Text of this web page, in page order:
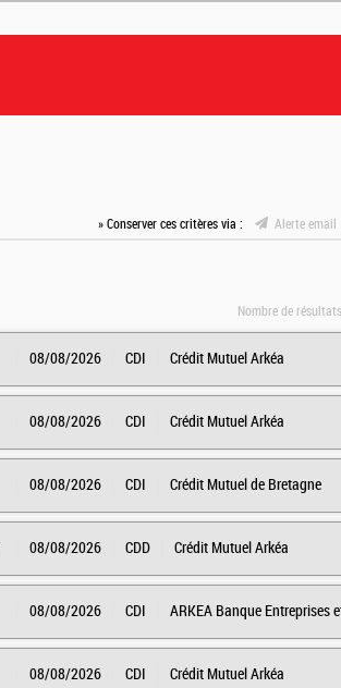
» Conserver ces critères via : Alerte email
Nombre de
08/08/2026 CDI Crédit Mutuel Arkéa
08/08/2026 CDI Crédit Mutuel Arkéa
08/08/2026 CDI Crédit Mutuel de Bretagne
08/08/2026 CDD Crédit Mutuel Arkéa
08/08/2026 CDI ARKEA Banque Entreprises
08/08/2026 CDI Crédit Mutuel Arkéa